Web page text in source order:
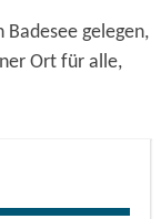
gelegen,
Ort für alle,